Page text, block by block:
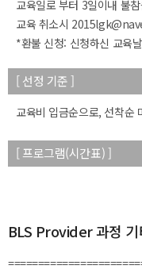
교육일로 부터 3일이내 불
교육 취소시
*환불 신청: 신청하신 교육
[ 선정 기준 ]
교육비 입금순으로, 선착순
[ 프로그램(시간표) ]
BLS Provider 과정 기